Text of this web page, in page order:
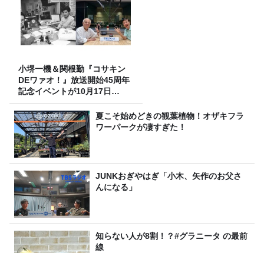
小堺一機＆関根勤『コサキン
DEワァオ！』放送開始45周年
記念イベントが10月17日
（土）に開催決定！本日より
FC先行受付スタート！夏こそ始めどきの観葉植物！オザキフラ
ワーパークが凄すぎた！
JUNKおぎやはぎ「小木、矢作のお父さ
んになる」
知らない人が8割！？#グラニータ の最前
線